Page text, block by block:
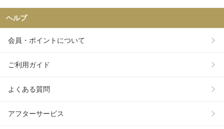
ヘルプ
会員・ポイントについて
ご利用ガイド
よくある質問
アフターサービス